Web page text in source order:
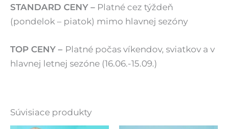
STANDARD CENY – Platné cez týždeň
(pondelok – piatok) mimo hlavnej sezóny
TOP CENY – Platné počas víkendov, sviatkov a v
hlavnej letnej sezóne (16.06.-15.09.)
Súvisiace produkty